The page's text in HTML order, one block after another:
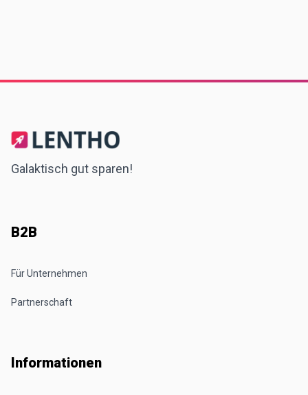
Galaktisch gut sparen!
B2B
Für Unternehmen
Partnerschaft
Informationen